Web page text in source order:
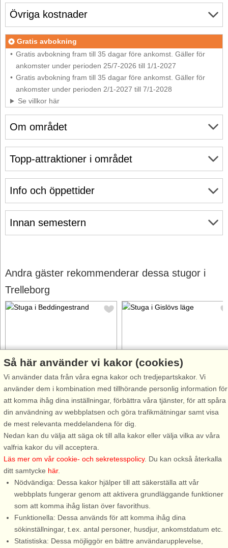
Om området
Info och öppettider
Innan semestern
Övriga kostnader
Gratis avbokning
Gratis avbokning fram till 35 dagar före ankomst. Gäller för
ankomster under perioden 25/7-2026 till 1/1-2027
Gratis avbokning fram till 35 dagar före ankomst. Gäller för
ankomster under perioden 2/1-2027 till 7/1-2028
Se villkor här
Topp-attraktioner i området
Andra gäster rekommenderar dessa stugor i
Trelleborg
Stugnr: 48422
Beddingestrand
8 personer, 120 m²
10 m till sjö/hav:.
Här välkomnas du rätt in bland
hav och stillhet i det här
charmiga boendet där tomten
går precis vid strandkanten i
pittoreska Beddingestrand, en
gammal fiskeby en gång i tiden
från 1700-talet. Från tomten ...
från 8.607 SEK
Stugnr: 6444
Gislövs läge
5 personer, 86 m²
200 m till sjö/hav:.
Välkommen till denna fräscha
och stilfulla stuga med
200 meter till en barnvänlig
badbrygga! Perfekt beläget i
Gislövs Strandmark, ett lugnt
och naturskönt ...
från 11.393 SEK
Så här använder vi kakor (cookies)
Vi använder data från våra egna kakor och tredjepartskakor. Vi
använder dem i kombination med tillhörande personlig information för
att komma ihåg dina inställningar, förbättra våra tjänster, för att spåra
din användning av webbplatsen och göra trafikmätningar samt visa
de mest relevanta meddelandena för dig.
Nedan kan du välja att säga ok till alla kakor eller välja vilka av våra
valfria kakor du vill acceptera.
Läs mer om vår cookie- och sekretesspolicy. Du kan också återkalla
ditt samtycke här.
Nödvändiga: Dessa kakor hjälper till att säkerställa att vår
webbplats fungerar genom att aktivera grundläggande funktioner
som att komma ihåg listan över favorithus.
Funktionella: Dessa används för att komma ihåg dina
sökinställningar, t.ex. antal personer, husdjur, ankomstdatum etc.
Statistiska: Dessa möjliggör en bättre användarupplevelse,